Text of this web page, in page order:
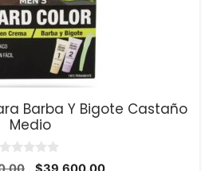
Barba Y Bigote Castaño
Medio
El El